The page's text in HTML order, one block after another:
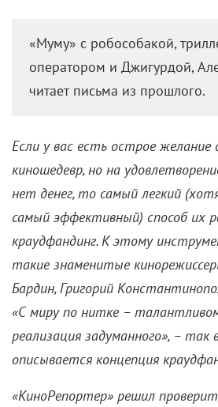
«Муму» с робособакой,
оператором и Джигурдой,
читает письма из прошлого.
Если у вас есть острое
киношедевр, но на
нет денег, то самый легкий
самый эффективный) способ их
краудфандинг. К этому
такие знаменитые
Бардин, Григорий
«С миру по нитке –
реализация задуманного», – так
описывается концепция
«КиноРепортер» решил